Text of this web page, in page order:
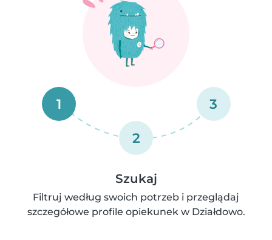
1
2
3
Szukaj
Filtruj według swoich potrzeb i przeglądaj
szczegółowe profile opiekunek w Działdowo.